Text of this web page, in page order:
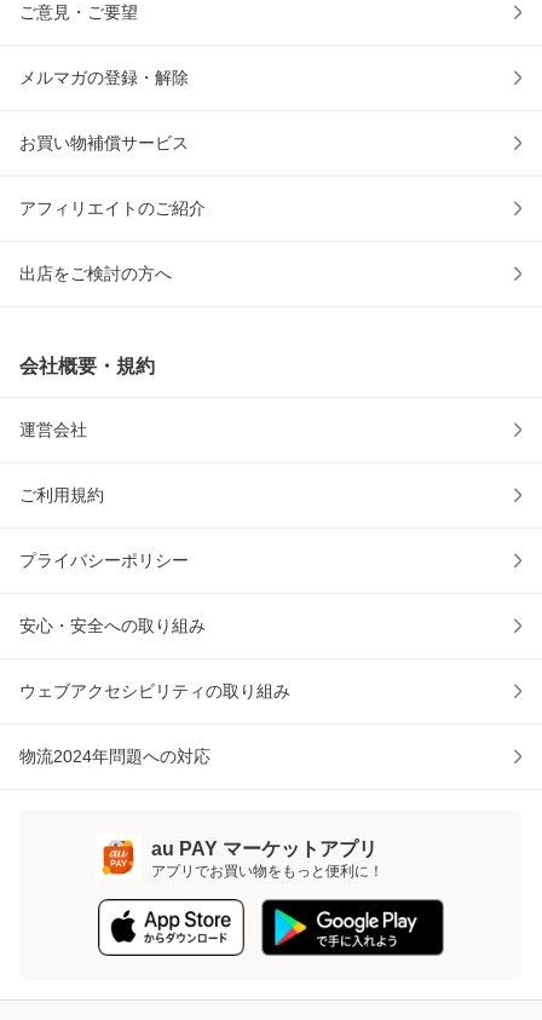
ご意見・ご要望
メルマガの登録・解除
お買い物補償サービス
アフィリエイトのご紹介
出店をご検討の方へ
会社概要・規約
運営会社
ご利用規約
プライバシーポリシー
安心・安全への取り組み
ウェブアクセシビリティの取り組み
物流2024年問題への対応
au PAY マーケットアプリ
アプリでお買い物をもっと便利に！